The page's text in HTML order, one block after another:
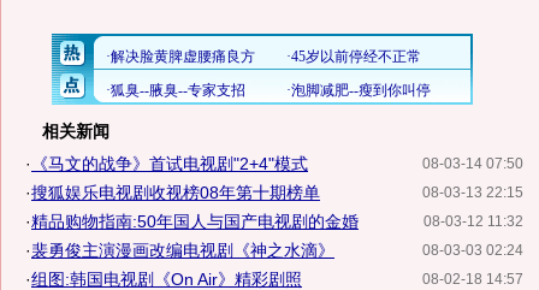
相关新闻
08-03-14 07:50
· 《马文的战争》首试电视剧"2+4"模式
08-03-13 22:15
·搜狐娱乐电视剧收视榜08年第十期榜单
08-03-12 11:32
·精品购物指南:50年国人与国产电视剧的金婚
08-03-03 02:24
·裴勇俊主演漫画改编电视剧《神之水滴》
08-02-18 14:57
·组图:韩国电视剧《On Air》精彩剧照